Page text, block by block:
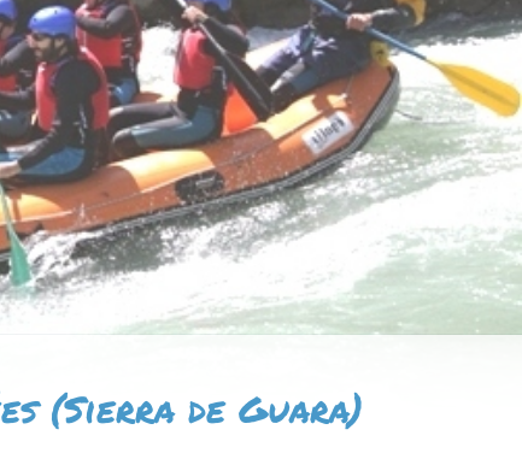
(Sierra de Guara)